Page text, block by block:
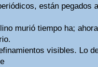
están pegados
murió tiempo ha;
visibles. Lo